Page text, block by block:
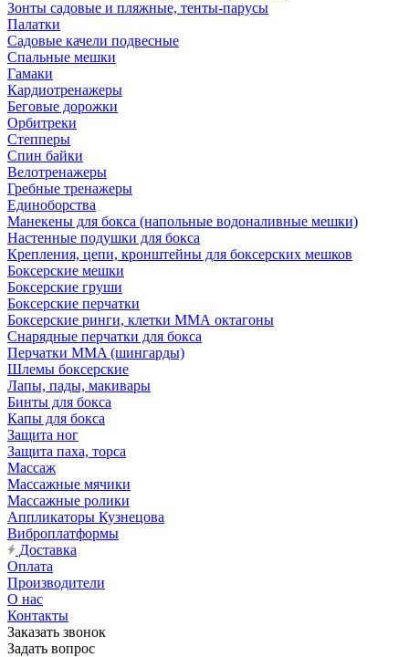
Зонты садовые и пляжные, тенты-парусы
Палатки
Садовые качели подвесные
Спальные мешки
Гамаки
Кардиотренажеры
Беговые дорожки
Орбитреки
Степперы
Спин байки
Велотренажеры
Гребные тренажеры
Единоборства
Манекены для бокса (напольные водоналивные мешки)
Настенные подушки для бокса
Крепления, цепи, кронштейны для боксерских мешков
Боксерские мешки
Боксерские груши
Боксерские перчатки
Боксерские ринги, клетки ММА октагоны
Снарядные перчатки для бокса
Перчатки MMA (шингарды)
Шлемы боксерские
Лапы, пады, макивары
Бинты для бокса
Капы для бокса
Защита ног
Защита паха, торса
Массаж
Массажные мячики
Массажные ролики
Аппликаторы Кузнецова
Виброплатформы
Доставка
Оплата
Производители
О нас
Контакты
Заказать звонок
Задать вопрос